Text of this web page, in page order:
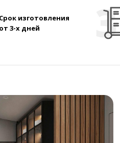
Срок изготовления
от 3-х дней